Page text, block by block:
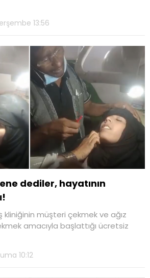
13:56
dediler, hayatının
müşteri çekmek ve ağız
amacıyla başlattığı ücretsiz
10:12